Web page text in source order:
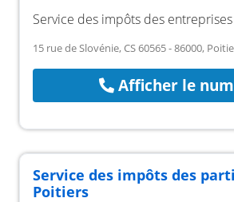
Service des impôts des entreprises
15 rue de Slovénie, CS 60565 - 86000,
Afficher le
Service des impôts des
Poitiers